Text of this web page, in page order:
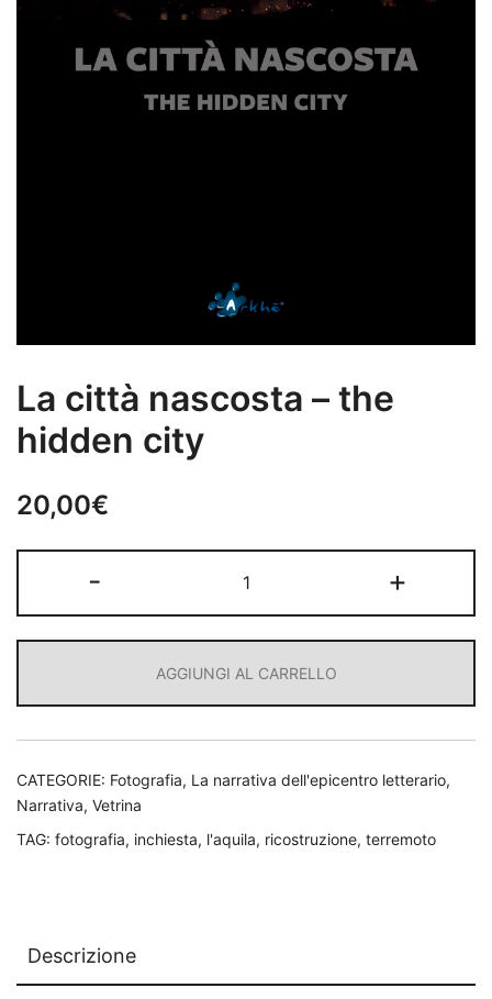
La città nascosta – the
hidden city
20,00€
-
città
nascosta
the
hidden
city
+
AGGIUNGI AL CARRELLO
CATEGORIE: Fotografia, La narrativa dell'epicentro letterario,
Narrativa, Vetrina
TAG: fotografia, inchiesta, l'aquila, ricostruzione, terremoto
Descrizione